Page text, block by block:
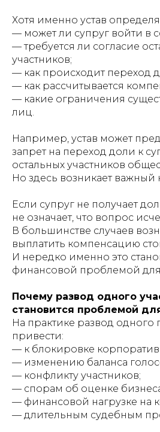
Хотя именно устав
— может ли супруг войти в
— требуется ли согласие
участников;
— как происходит переход
— как рассчитывается
— какие ограничения
лиц.
Например, устав может
запрет на переход доли к
остальных участников
Но здесь возникает важный
Если супруг не получает
не означает, что вопрос
В большинстве случаев
выплатить компенсацию
И нередко именно это
финансовой проблемой для
Почему развод одного
становится проблемой
На практике развод одного
привести:
— к блокировке
— изменению баланса
— конфликту участников;
— спорам об оценке
— финансовой нагрузке на
— длительным судебным